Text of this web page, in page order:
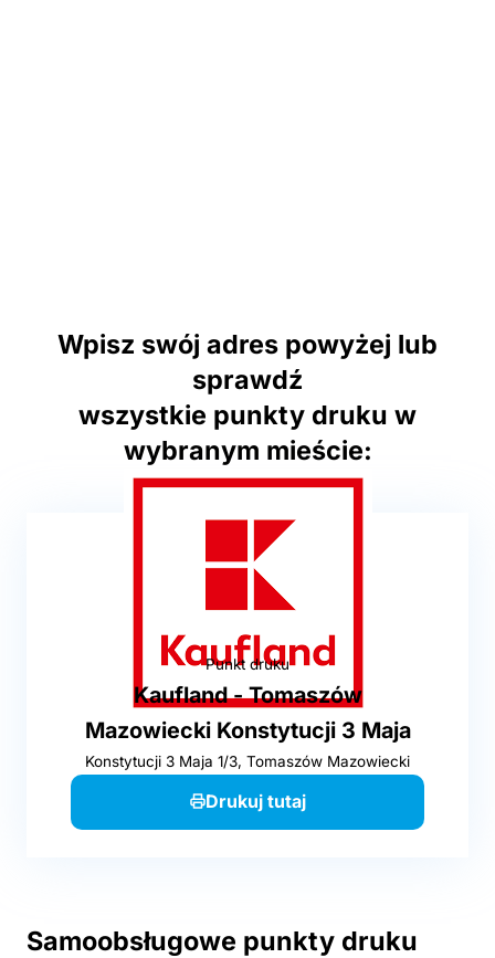
Wpisz swój adres powyżej lub
sprawdź
wszystkie punkty druku w
wybranym mieście:
Punkt druku
Kaufland - Tomaszów
Mazowiecki Konstytucji 3 Maja
Konstytucji 3 Maja 1/3, Tomaszów Mazowiecki
Drukuj tutaj
Samoobsługowe punkty druku